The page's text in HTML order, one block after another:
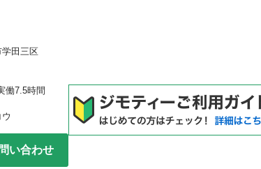
田三区
働7.5時間
い合わせ